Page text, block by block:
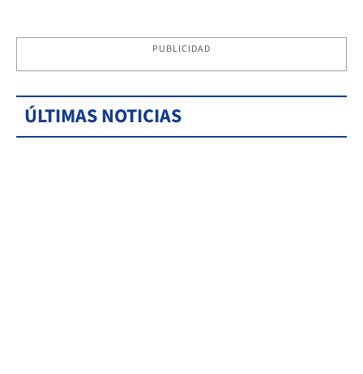
PUBLICIDAD
ÚLTIMAS NOTICIAS